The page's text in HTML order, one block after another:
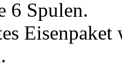
6 Spulen.
Eisenpaket